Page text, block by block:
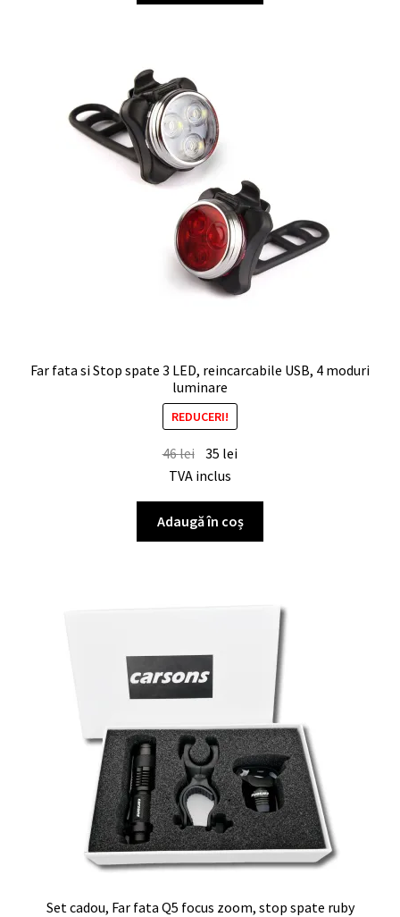
Far fata si Stop spate 3 LED, reincarcabile USB, 4 moduri
luminare
REDUCERI!
46lei 35 lei
TVA inclus
Adaugă în coș
Set cadou, Far fata Q5 focus zoom, stop spate ruby